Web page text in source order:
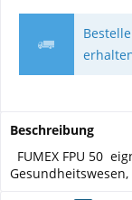
Beschreibung
FUMEX FPU 50
Gesundheitswesen,